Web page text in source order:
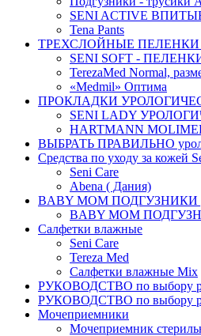
SENI ACTIVE
Tena Pants
ТРЕХСЛОЙНЫЕ
SENI SOFT -
TerezaMed Normal,
«Medmil» Оптима
ПРОКЛАДКИ
SENI LADY
HARTMANN
ВЫБРАТЬ ПРАВИЛЬНО
Средства по уходу за кожей
Seni Care
Abena ( Дания)
BABY MOM
BABY MOM
Салфетки влажные
Seni Care
Tereza Med
Салфетки влажные Mix
РУКОВОДСТВО по выбору
РУКОВОДСТВО по выбору
Мочеприемники
Мочеприемник